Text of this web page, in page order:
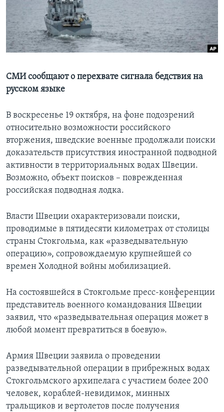
Learning English
СОЦИАЛЬНЫЕ СЕТИ
Языки
СМИ сообщают о перехвате сигнала бедствия на
русском языке
В воскресенье 19 октября, на фоне подозрений
относительно возможности российского
вторжения, шведские военные продолжали поиски
доказательств присутствия иностранной подводной
активности в территориальных водах Швеции.
Возможно, объект поисков – поврежденная
российская подводная лодка.
Власти Швеции охарактеризовали поиски,
проводимые в пятидесяти километрах от столицы
страны Стокгольма, как «разведывательную
операцию», сопровождаемую крупнейшей со
времен Холодной войны мобилизацией.
На состоявшейся в Стокгольме пресс-конференции
представитель военного командования Швеции
заявил, что «разведывательная операция может в
любой момент превратиться в боевую».
Армия Швеции заявила о проведении
разведывательной операции в прибрежных водах
Стокгольмского архипелага с участием более 200
человек, кораблей-невидимок, минных
тральщиков и вертолетов после получения